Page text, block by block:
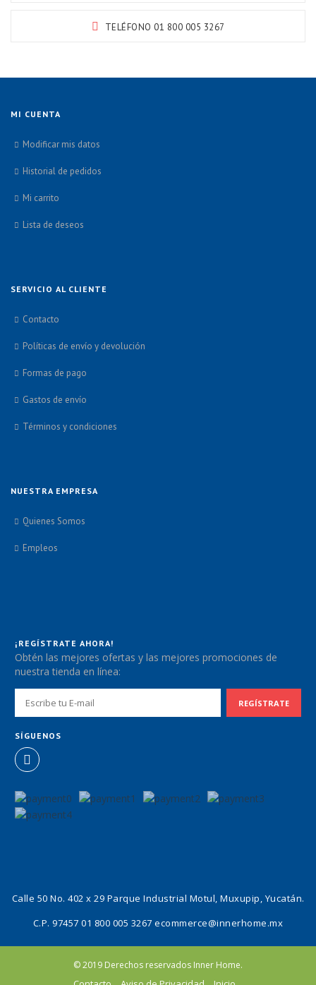
TELÉFONO 01 800 005 3267
MI CUENTA
Modificar mis datos
Historial de pedidos
Mi carrito
Lista de deseos
SERVICIO AL CLIENTE
Contacto
Políticas de envío y devolución
Formas de pago
Gastos de envío
Términos y condiciones
NUESTRA EMPRESA
Quienes Somos
Empleos
¡REGÍSTRATE AHORA!
Obtén las mejores ofertas y las mejores promociones de
nuestra tienda en línea:
SÍGUENOS
Calle 50 No. 402 x 29 Parque Industrial Motul, Muxupip, Yucatán.
C.P. 9745701 800 005 3267ecommerce@innerhome.mx
© 2019 Derechos reservados Inner Home.